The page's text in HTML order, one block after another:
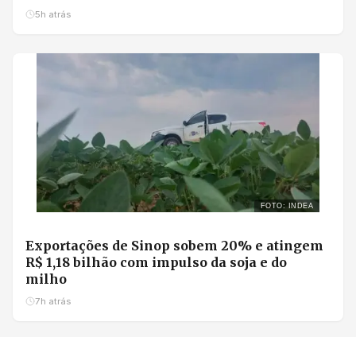
5h atrás
FOTO: INDEA
Exportações de Sinop sobem 20% e atingem
R$ 1,18 bilhão com impulso da soja e do
milho
7h atrás